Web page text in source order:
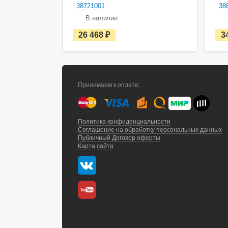
38721001
В наличии
е
с
в
л
и
ч
и
26 468
Принимаем к оплате:
Политика конфиденциальности
Соглашение на обработку персональных данных
Публичный Договор оферты
Карта сайта